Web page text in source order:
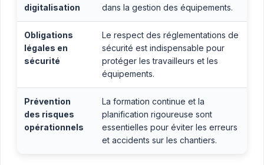
digitalisation
dans la gestion des équipements.
Obligations
légales en
sécurité
Le respect des réglementations de
sécurité est indispensable pour
protéger les travailleurs et les
équipements.
Prévention
des risques
opérationnels
La formation continue et la
planification rigoureuse sont
essentielles pour éviter les erreurs
et accidents sur les chantiers.